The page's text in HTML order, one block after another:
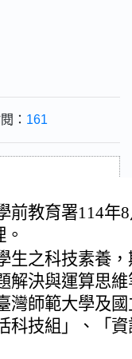
： 161
前教育署114年
生之科技素養
解決與運算思
灣師範大學及
科技組」、「